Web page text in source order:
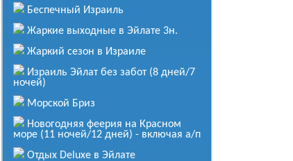
от
Подробнее
Жемчужина Средиземноморья
2014
Земля Обетованная (8 дней/7
ночей)
Беспечный Израиль
Жаркие выходные в Эйлате 3н.
Жаркий сезон в Израиле
Израиль Эйлат без забот (8 дней/7
ночей)
Морской Бриз
Новогодняя феерия на Красном
море (11 ночей/12 дней) - включая а/п
Отдых Deluxe в Эйлате